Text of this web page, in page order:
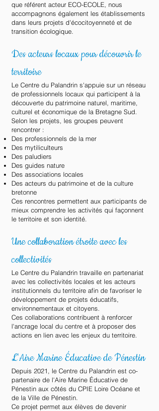
que référent acteur ECO-ECOLE, nous
accompagnons également les établissements
dans leurs projets d'écocitoyenneté et de
transition écologique.
Des acteurs locaux pour découvrir le
territoire
Le Centre du Palandrin s'appuie sur un réseau
de professionnels locaux qui participent à la
découverte du patrimoine naturel, maritime,
culturel et économique de la Bretagne Sud.
Selon les projets, les groupes peuvent
rencontrer :
Des professionnels de la mer
Des mytiliculteurs
Des paludiers
Des guides nature
Des associations locales
Des acteurs du patrimoine et de la culture
bretonne
Ces rencontres permettent aux participants de
mieux comprendre les activités qui façonnent
le territoire et son identité.
Une collaboration étroite avec les
collectivités
Le Centre du Palandrin travaille en partenariat
avec les collectivités locales et les acteurs
institutionnels du territoire afin de favoriser le
développement de projets éducatifs,
environnementaux et citoyens.
Ces collaborations contribuent à renforcer
l'ancrage local du centre et à proposer des
actions en lien avec les enjeux du territoire.
L'Aire Marine Éducative de Pénestin
Depuis 2021, le Centre du Palandrin est co-
partenaire de l'Aire Marine Éducative de
Pénestin aux côtés du CPIE Loire Océane et
de la Ville de Pénestin.
Ce projet permet aux élèves de devenir